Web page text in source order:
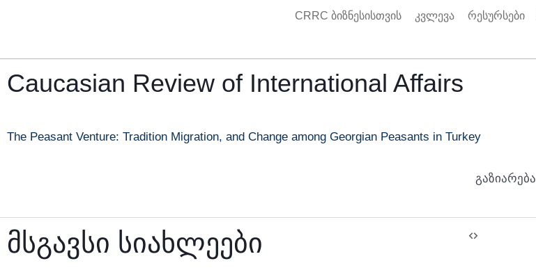
CRRC ბიზნესისთვის კვლევა რესურსები
Caucasian Review of International Affairs
The Peasant Venture: Tradition Migration, and Change among Georgian Peasants in Turkey
გაზიარება
მსგავსი სიახლეები